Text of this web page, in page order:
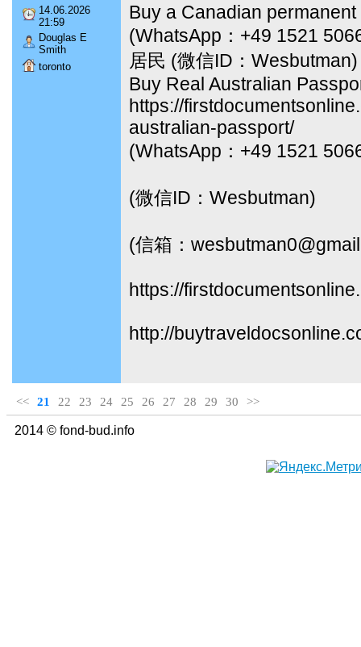
14.06.2026
21:59
Douglas E
Smith
toronto
Buy a Canadian
(WhatsApp：+49 1521
居民 (微信ID：Wesbutman)
Buy Real Australian
https://
australian-passport/
(WhatsApp：+49 1521
(微信ID：Wesbutman)
(信箱：
https://
http://
<< 21 22 23 24 25 26 27 28 29 30 >>
2014 © fond-bud.info